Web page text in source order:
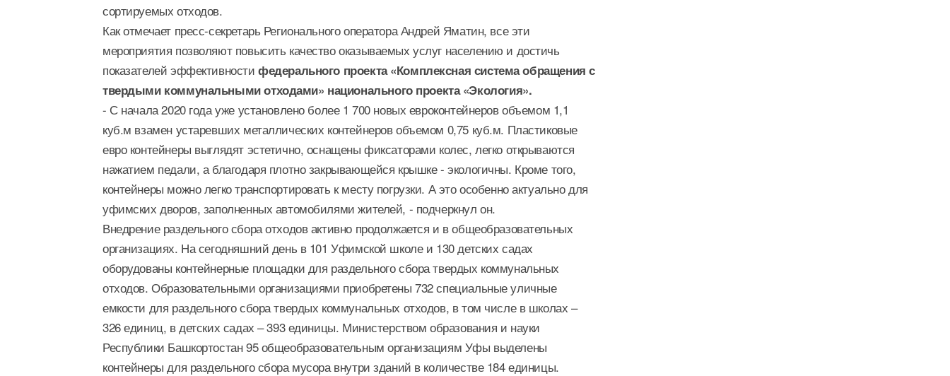
сортируемых отходов.
Как отмечает пресс-секретарь Регионального оператора Андрей Яматин, все эти
мероприятия позволяют повысить качество оказываемых услуг населению и достичь
показателей эффективностифедерального проекта «Комплексная система обращения с
твердыми коммунальными отходами» национального проекта «Экология».
- С начала 2020 года уже установлено более 1 700 новых евроконтейнеров объемом 1,1
куб.м взамен устаревших металлических контейнеров объемом 0,75 куб.м. Пластиковые
евро контейнеры выглядят эстетично, оснащены фиксаторами колес, легко открываются
нажатием педали, а благодаря плотно закрывающейся крышке - экологичны. Кроме того,
контейнеры можно легко транспортировать к месту погрузки. А это особенно актуально для
уфимских дворов, заполненных автомобилями жителей, - подчеркнул он.
Внедрение раздельного сбора отходов активно продолжается и в общеобразовательных
организациях. На сегодняшний день в 101 Уфимской школе и 130 детских садах
оборудованы контейнерные площадки для раздельного сбора твердых коммунальных
отходов. Образовательными организациями приобретены 732 специальные уличные
емкости для раздельного сбора твердых коммунальных отходов, в том числе в школах –
326 единиц, в детских садах – 393 единицы. Министерством образования и науки
Республики Башкортостан 95 общеобразовательным организациям Уфы выделены
контейнеры для раздельного сбора мусора внутри зданий в количестве 184 единицы.